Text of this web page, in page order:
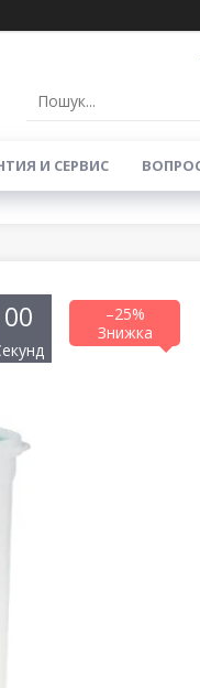
И СЕРВИС
–25%
00